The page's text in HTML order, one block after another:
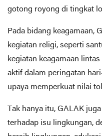
gotong royong di tingkat
Pada bidang keagamaan,
kegiatan religi, seperti
kegiatan keagamaan
aktif dalam peringatan
upaya memperkuat nilai
Tak hanya itu, GALAK
terhadap isu lingkungan,